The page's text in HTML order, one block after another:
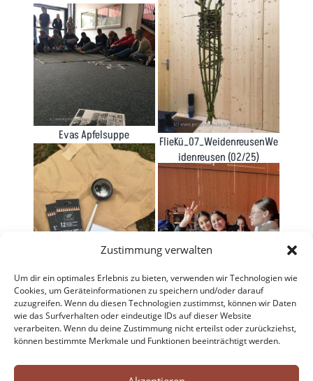
Zustimmung verwalten
Um dir ein optimales Erlebnis zu bieten, verwenden wir Technologien wie
Cookies, um Geräteinformationen zu speichern und/oder darauf
zuzugreifen. Wenn du diesen Technologien zustimmst, können wir Daten
wie das Surfverhalten oder eindeutige IDs auf dieser Website
verarbeiten. Wenn du deine Zustimmung nicht erteilst oder zurückziehst,
können bestimmte Merkmale und Funktionen beeinträchtigt werden.
FlieKü_07_WeidenreusenWe
idenreusen (02/25)
Evas Apfelsuppe
FlieKü_0_Neujahrsfeuer
Fliekue_10_Zaubern
Search Button